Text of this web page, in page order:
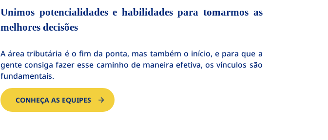
Unimos potencialidades e habilidades para tomarmos as
melhores decisões
A área tributária é o fim da ponta, mas também o início, e para que a
gente consiga fazer esse caminho de maneira efetiva, os vínculos são
fundamentais.
CONHEÇA AS EQUIPES